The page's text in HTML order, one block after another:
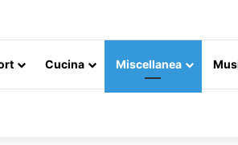
Cucina Miscellanea